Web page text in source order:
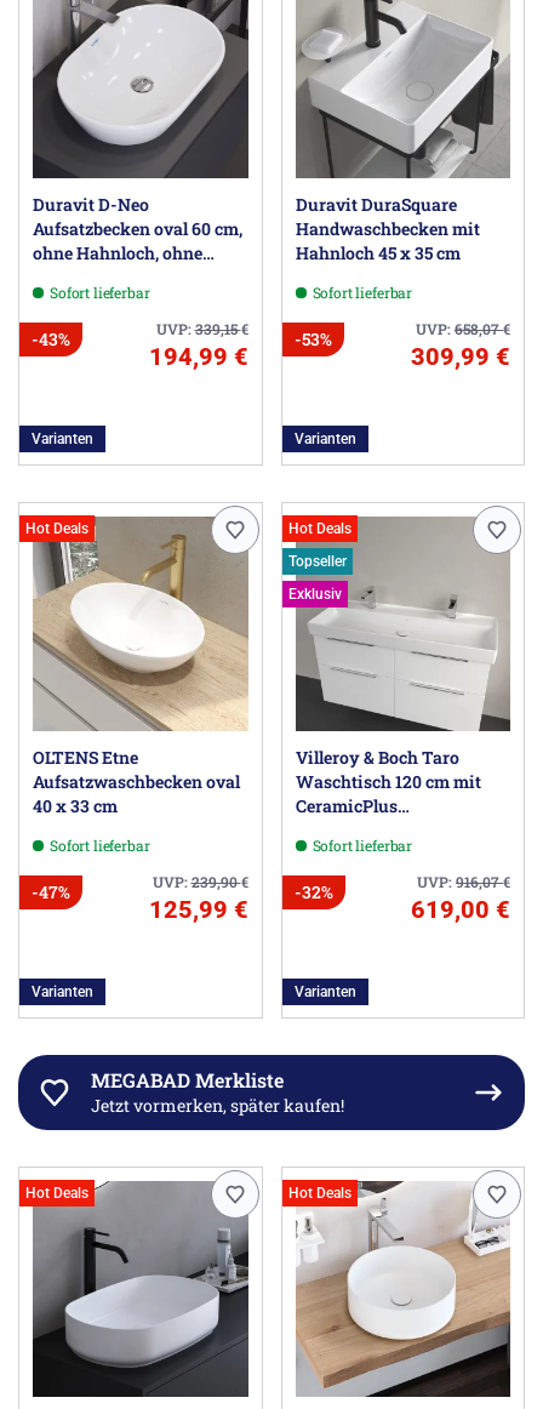
Duravit D-Neo
Aufsatzbecken oval 60 cm,
ohne Hahnloch, ohne
Sofort lieferbar
UVP:339,15€
-43%
194,99 €
Varianten
Duravit DuraSquare
Handwaschbecken mit
Hahnloch 45 x 35 cm
Sofort lieferbar
UVP:658,07€
-53%
309,99 €
Varianten
Hot Deals
OLTENS Etne
Aufsatzwaschbecken oval
40 x 33 cm
Sofort lieferbar
UVP:239,90€
-47%
125,99 €
Varianten
Hot Deals
Topseller
Exklusiv
Villeroy & Boch Taro
Waschtisch 120 cm mit
CeramicPlus
Hahnlöcher, ohne Überlauf
Sofort lieferbar
UVP:916,07€
-32%
619,00 €
Varianten
MEGABAD Merkliste
Jetzt vormerken, später kaufen!
Hot Deals Hot Deals